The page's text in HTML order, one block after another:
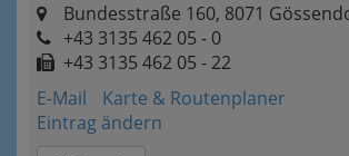
Bundesstraße 160, 8071
+43 3135 462 05 - 0
+43 3135 462 05 - 22
E-Mail
Karte & Routenplaner
Eintrag ändern